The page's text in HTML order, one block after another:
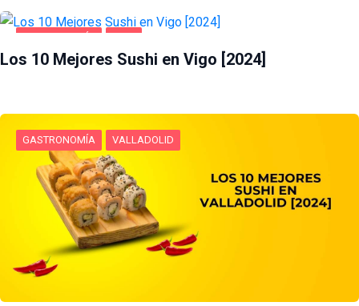
Los 10 Mejores Sushi en Vigo [2024]
GASTRONOMÍA VALLADOLID